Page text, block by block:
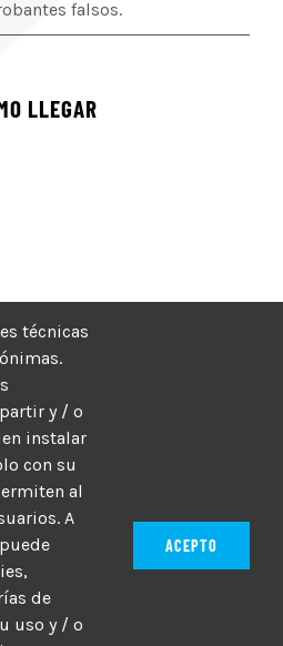
falsos.
LLEGAR
Hosting Para PYMES
técnicas
y / o
instalar
con su
al
A
de
uso y / o
ACEPTO